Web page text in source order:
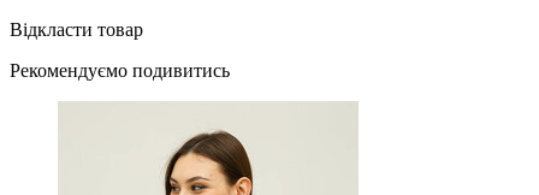
Відкласти товар
Рекомендуємо подивитись